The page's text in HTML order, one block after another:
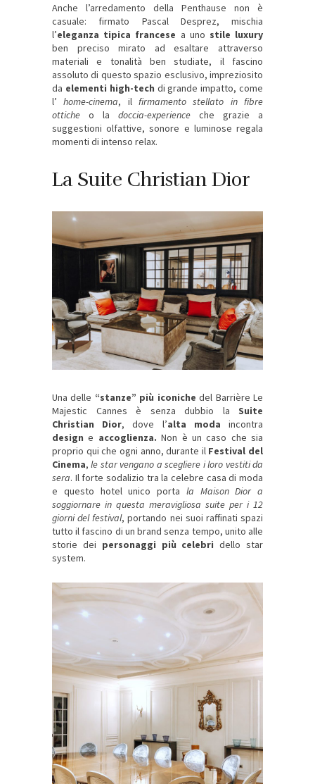
Anche l’arredamento della Penthause non è
casuale: firmato Pascal Desprez, mischia
l’eleganza tipica francese a uno stile luxury
ben preciso mirato ad esaltare attraverso
materiali e tonalità ben studiate, il fascino
assoluto di questo spazio esclusivo, impreziosito
da elementi high-tech di grande impatto, come
l’ home-cinema, ilfirmamento stellato in fibre
ottiche o la doccia-experience che grazie a
suggestioni olfattive, sonore e luminose regala
momenti di intenso relax.
La Suite Christian Dior
Una delle “stanze” più iconiche del Barrière Le
Majestic Cannes è senza dubbio la Suite
Christian Dior, dove l’alta moda incontra
design e accoglienza. Non è un caso che sia
proprio qui che ogni anno, durante il Festival del
Cinema, le star vengano a scegliere i loro vestiti da
sera. Il forte sodalizio tra la celebre casa di moda
e questo hotel unico porta la Maison Dior a
soggiornare in questa meravigliosa suite per i 12
giorni del festival, portando nei suoi raffinati spazi
tutto il fascino di un brand senza tempo, unito alle
storie dei personaggi più celebri dello star
system.